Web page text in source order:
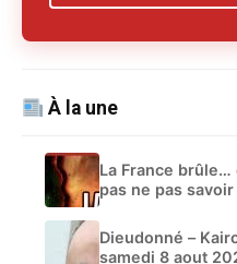
À la une
La France
pas ne pas savoir
Dieudonné –
samedi 8 aout